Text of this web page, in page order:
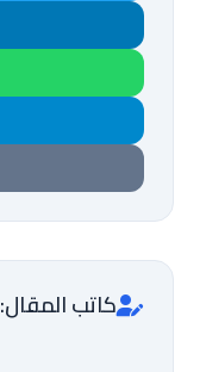
كاتب المقال: